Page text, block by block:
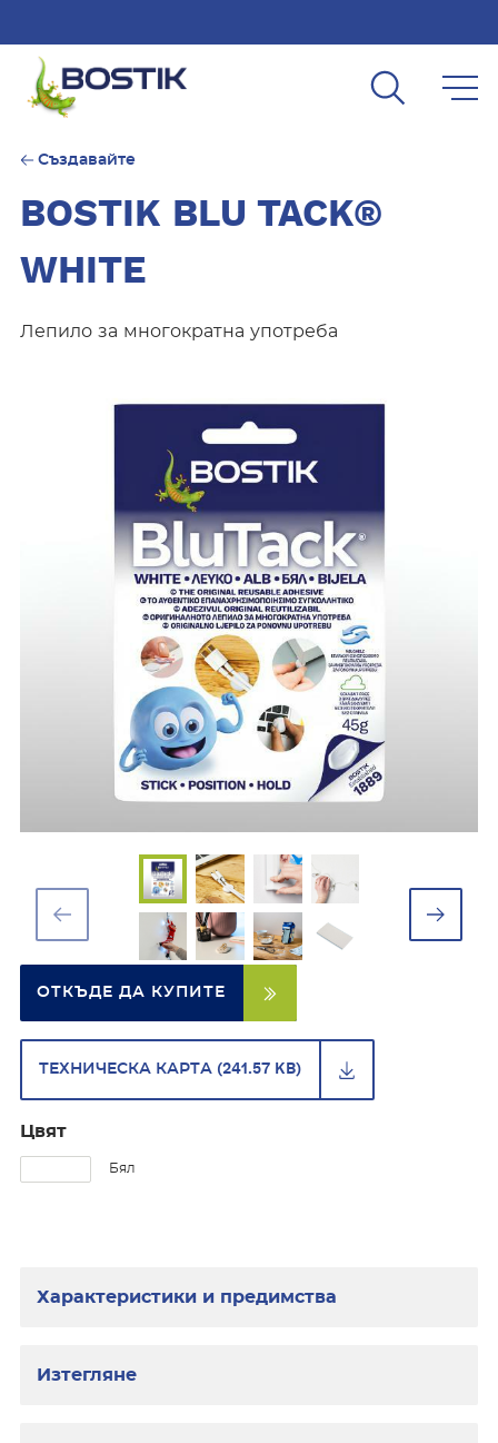
Създавайте
BOSTIK BLU TACK®
WHITE
Лепило за многократна употреба
ОТКЪДЕ ДА КУПИТЕ
ТЕХНИЧЕСКА КАРТА (241.57 KB)
Цвят
Бял
Характеристики и предимства
Изтегляне